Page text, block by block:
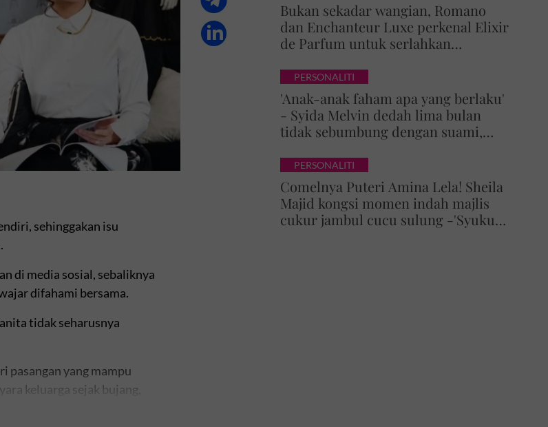
sehinggakan isu
di media sosial, sebaliknya
difahami bersama.
tidak seharusnya
pasangan yang mampu
keluarga sejak bujang,
Bukan sekadar wangian, Romano
dan Enchanteur Luxe perkenal Elixir
de Parfum untuk serlahkan
PERSONALITI
'Anak-anak faham apa yang berlaku'
- Syida Melvin dedah lima bulan
tidak sebumbung dengan suami,
PERSONALITI
Comelnya Puteri Amina Lela! Sheila
Majid kongsi momen indah majlis
cukur jambul cucu sulung -'Syukur